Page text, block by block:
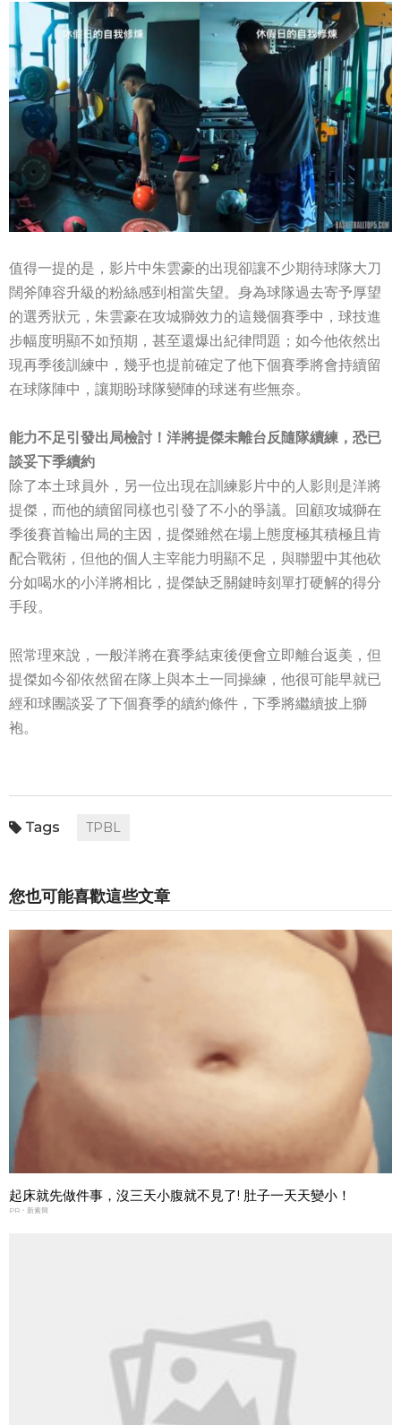
值得一提的是，影片中朱雲豪的出現卻讓不少期待球隊大刀
闊斧陣容升級的粉絲感到相當失望。身為球隊過去寄予厚望
的選秀狀元，朱雲豪在攻城獅效力的這幾個賽季中，球技進
步幅度明顯不如預期，甚至還爆出紀律問題；如今他依然出
現再季後訓練中，幾乎也提前確定了他下個賽季將會持續留
在球隊陣中，讓期盼球隊變陣的球迷有些無奈。
能力不足引發出局檢討！洋將提傑未離台反隨隊續練，恐已
談妥下季續約
除了本土球員外，另一位出現在訓練影片中的人影則是洋將
提傑，而他的續留同樣也引發了不小的爭議。回顧攻城獅在
季後賽首輪出局的主因，提傑雖然在場上態度極其積極且肯
配合戰術，但他的個人主宰能力明顯不足，與聯盟中其他砍
分如喝水的小洋將相比，提傑缺乏關鍵時刻單打硬解的得分
手段。
照常理來說，一般洋將在賽季結束後便會立即離台返美，但
提傑如今卻依然留在隊上與本土一同操練，他很可能早就已
經和球團談妥了下個賽季的續約條件，下季將繼續披上獅
袍。
TPBL
您也可能喜歡這些文章
起床就先做件事，沒三天小腹就不見了! 肚子一天天變小！
PR・新素簡